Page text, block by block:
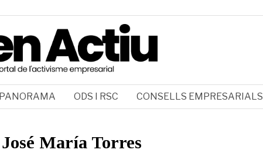
PANORAMA ODS I RSC CONSELLS EMPRESARIALS
José María Torres